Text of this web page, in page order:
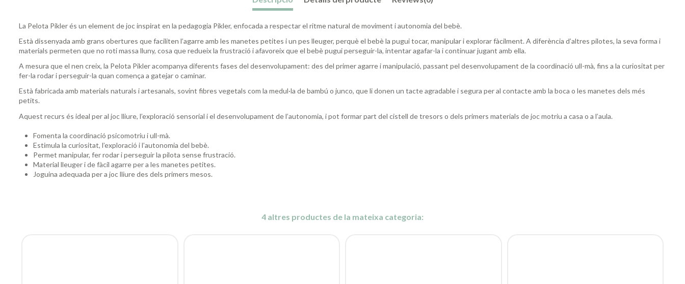
La Pelota Pikler és un element de joc inspirat en la pedagogia Pikler, enfocada a respectar el ritme natural de moviment i autonomia del bebè.
Està dissenyada amb grans obertures que faciliten l’agarre amb les manetes petites i un pes lleuger, perquè el bebè la pugui tocar, manipular i explorar fàcilment. A diferència d’altres pilotes, la seva forma i
materials permeten que no roti massa lluny, cosa que redueix la frustració i afavoreix que el bebè pugui perseguir-la, intentar agafar-la i continuar jugant amb ella.
A mesura que el nen creix, la Pelota Pikler acompanya diferents fases del desenvolupament: des del primer agarre i manipulació, passant pel desenvolupament de la coordinació ull-mà, fins a la curiositat per
fer-la rodar i perseguir-la quan comença a gatejar o caminar.
Està fabricada amb materials naturals i artesanals, sovint fibres vegetals com la medul·la de bambú o junco, que li donen un tacte agradable i segura per al contacte amb la boca o les manetes dels més
petits.
Aquest recurs és ideal per al joc lliure, l’exploració sensorial i el desenvolupament de l’autonomia, i pot formar part del cistell de tresors o dels primers materials de joc motriu a casa o a l’aula.
Fomenta la coordinació psicomotriu i ull-mà.
Estimula la curiositat, l’exploració i l’autonomia del bebè.
Permet manipular, fer rodar i perseguir la pilota sense frustració.
Material lleuger i de fàcil agarre per a les manetes petites.
Joguina adequada per a joc lliure des dels primers mesos.
4 altres productes de la mateixa categoria: